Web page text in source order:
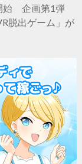
始 企画第1弾
脱出ゲーム」が